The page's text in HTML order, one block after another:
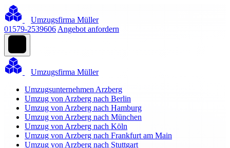
Umzugsfirma Müller
01579-2539606 Angebot anfordern
Umzugsfirma Müller
Umzugsunternehmen Arzberg
Umzug von Arzberg nach Berlin
Umzug von Arzberg nach Hamburg
Umzug von Arzberg nach München
Umzug von Arzberg nach Köln
Umzug von Arzberg nach Frankfurt am Main
Umzug von Arzberg nach Stuttgart